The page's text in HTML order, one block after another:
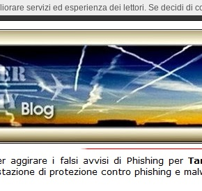
servizi ed esperienza dei lettori. Se decidi di